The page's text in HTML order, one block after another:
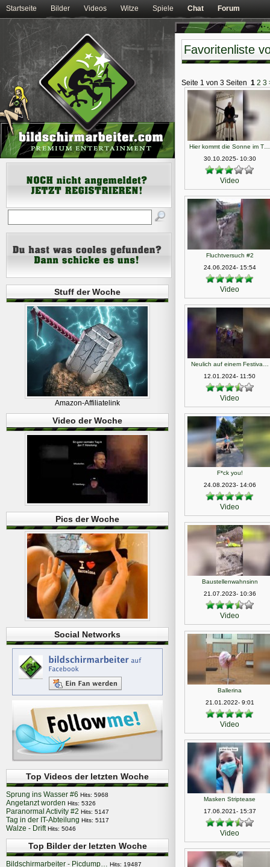
Startseite Bilder Videos Witze Spiele Chat Forum
Favoritenliste
Seite 1 von 3 Seiten 1 2 3
Hier kommt die Sonne im T…
30.10.2025- 10:30
Video
Fluchtversuch #2
24.06.2024- 15:54
Video
Neulich auf einem Festiva…
12.01.2024- 11:50
Video
F*ck you!
24.08.2023- 14:06
Video
Baustellenwahnsinn
21.07.2023- 10:36
Video
Ballerina
21.01.2022- 9:01
Video
Masken Striptease
17.06.2021- 15:37
Video
Stuff der Woche
Amazon-Affiliatelink
Video der Woche
Pics der Woche
Social Networks
Top Videos der letzten Woche
Sprung ins Wasser #6 Hits: 5968
Angetanzt worden Hits: 5326
Paranormal Activity #2 Hits: 5147
Tag in der IT-Abteilung Hits: 5117
Walze - Drift Hits: 5046
Top Bilder der letzten Woche
Bildschirmarbeiter - Picdump… Hits: 19487